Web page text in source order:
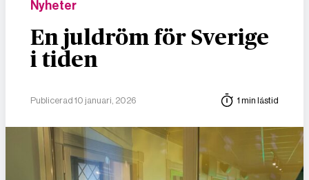
Nyheter
En juldröm för Sverige
i tiden
Publicerad 10 januari, 2026 1 min lästid